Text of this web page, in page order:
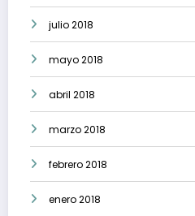
julio 2018
mayo 2018
abril 2018
marzo 2018
febrero 2018
enero 2018